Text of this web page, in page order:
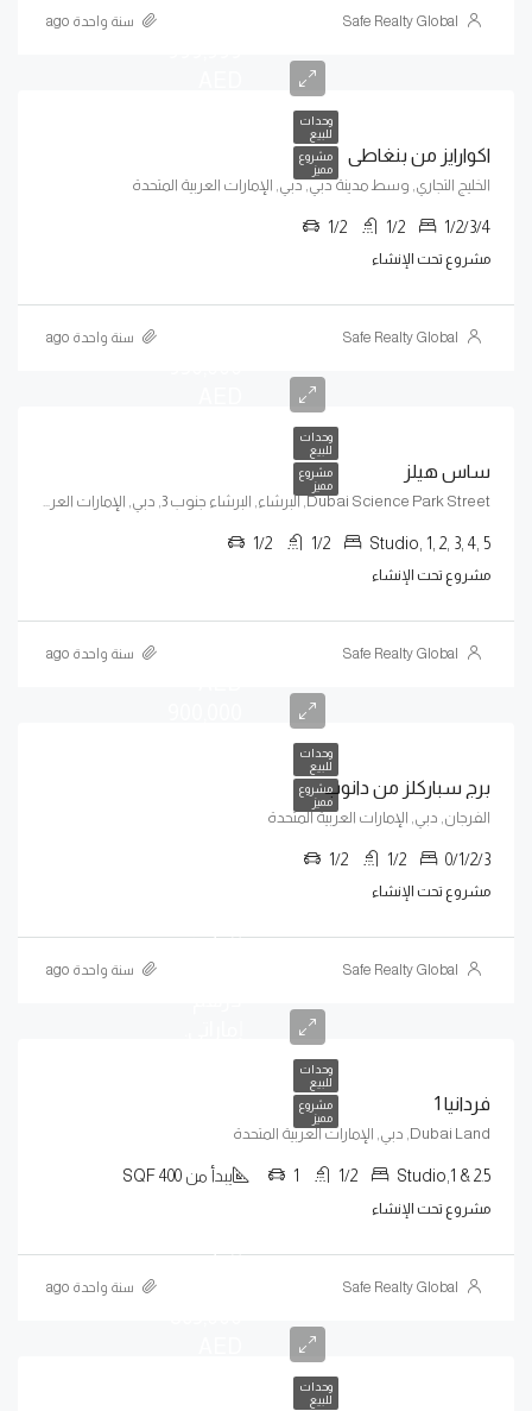
Safe Realty Global سنة واحدة ago
وحدات
للبيع
مشروع
مميز
اكوارايز من بنغاطى
الخليج التجاري, وسط مدينة دبي, دبي, الإمارات العربية المتحدة
1/2/3/4
1/2
1/2
مشروع تحت الإنشاء
Safe Realty Global سنة واحدة ago
وحدات
للبيع
مشروع
مميز
ساس هيلز
Studio, 1, 2, 3, 4, 5
1/2
1/2
مشروع تحت الإنشاء
Safe Realty Global سنة واحدة ago
وحدات
للبيع
مشروع
مميز
برج سباركلز من دانوب
الفرجان, دبي, الإمارات العربية المتحدة
0/1/2/3
1/2
1/2
مشروع تحت الإنشاء
Safe Realty Global سنة واحدة ago
وحدات
للبيع
مشروع
مميز
يبدأ من
فردانيا 1
Dubai Land, دبي, الإمارات العربية المتحدة
Studio,1 & 2.5
1/2
1 يبدأ من 400 SQF
مشروع تحت الإنشاء
Safe Realty Global سنة واحدة ago
وحدات
للبيع
يبدأ